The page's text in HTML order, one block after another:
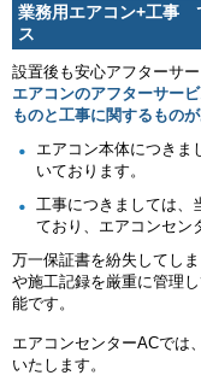
業務用エアコン+工事
ス
設置後も安心アフターサ
エアコンのアフターサー
ものと工事に関するものが
エアコン本体につきま
いております。
工事につきましては、
ており、エアコンセン
万一保証書を紛失してし
や施工記録を厳重に管理
能です。
エアコンセンターACでは
いたします。